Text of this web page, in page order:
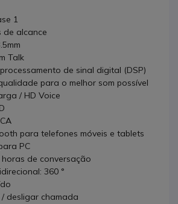
1
de alcance
Talk
de sinal digital (DSP)
para o melhor som possível
/ HD Voice
para telefones móveis e tablets
PC
de conversação
360 °
desligar chamada